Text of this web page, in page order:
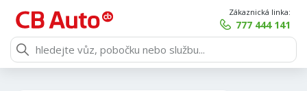
Zákaznická linka:
777 444 141